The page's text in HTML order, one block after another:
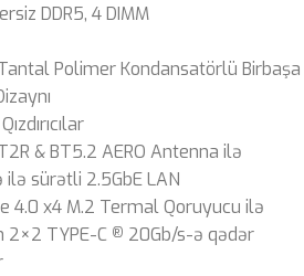
DDR5, 4 DIMM
Polimer Kondansatörlü Birbaşa
& BT5.2 AERO Antenna ilə
sürətli 2.5GbE LAN
4.0 x4 M.2 Termal Qoruyucu ilə
2×2 TYPE-C ® 20Gb/s-ə qədər